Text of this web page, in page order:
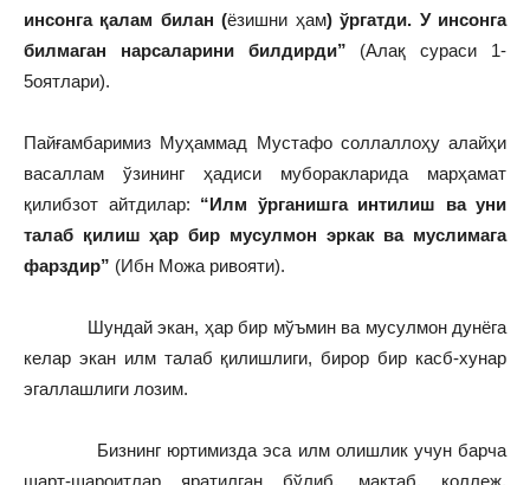
инсонга қалам билан (ёзишни ҳам) ўргатди. У инсонга
билмаган нарсаларини билдирди” (Алақ сураси 1-
5оятлари).
Пайғамбаримиз Муҳаммад Мустафо соллаллоҳу алайҳи
васаллам ўзининг ҳадиси муборакларида марҳамат
қилибзот айтдилар: “Илм ўрганишга интилиш ва уни
талаб қилиш ҳар бир мусулмон эркак ва муслимага
фарздир” (Ибн Можа ривояти).
Шундай экан, ҳар бир мўъмин ва мусулмон дунёга
келар экан илм талаб қилишлиги, бирор бир касб-хунар
эгаллашлиги лозим.
Бизнинг юртимизда эса илм олишлик учун барча
шарт-шароитлар яратилган бўлиб, мактаб, коллеж,